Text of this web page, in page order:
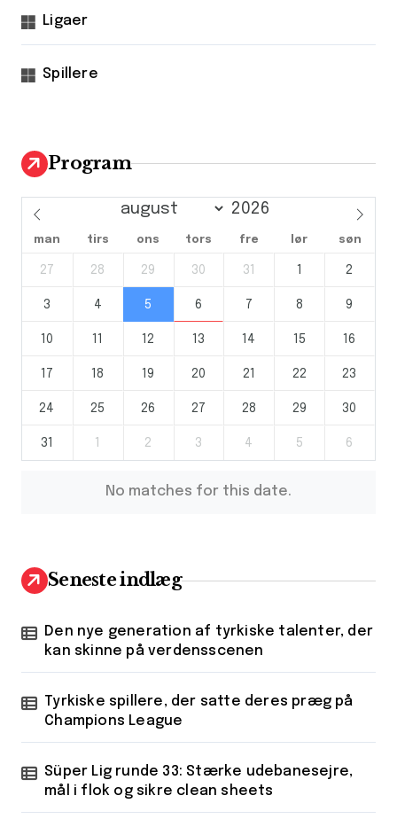
Ligaer
Spillere
Program
man tirs ons tors fre lør søn
27 28 29 30 31 1 2
3 4 5 6 7 8 9
10 11 12 13 14 15 16
17 18 19 20 21 22 23
24 25 26 27 28 29 30
31 1 2 3 4 5 6
No matches for this date.
Seneste indlæg
Den nye generation af tyrkiske talenter, der
kan skinne på verdensscenen
Tyrkiske spillere, der satte deres præg på
Champions League
Süper Lig runde 33: Stærke udebanesejre,
mål i flok og sikre clean sheets